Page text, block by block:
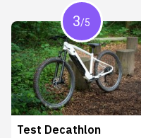
3/5
Test Decathlon